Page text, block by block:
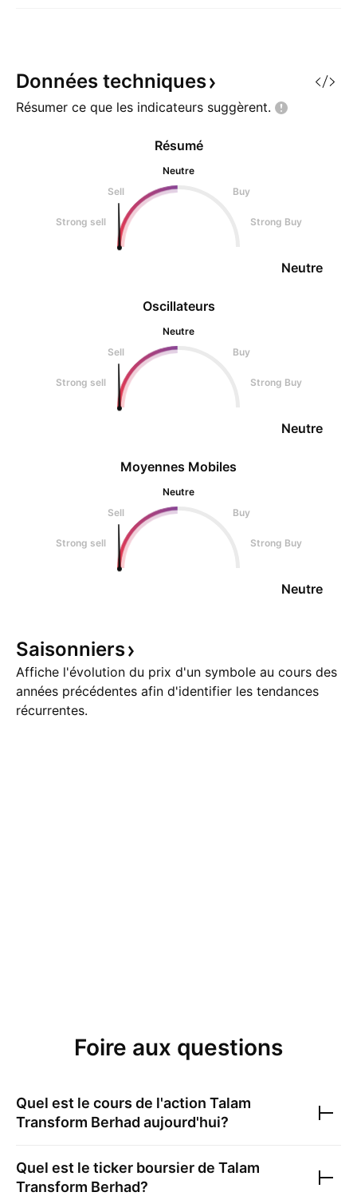
Données techniques
Résumer ce que les indicateurs suggèrent.
Oscillateurs
Neutre
Sell
Buy
Strong sell Strong Buy
Neutre
Résumé
Neutre
Sell
Buy
Strong sell Strong Buy
Neutre
Moyennes Mobiles
Neutre
Sell
Buy
Strong sell Strong Buy
Neutre
Saisonniers
Affiche l'évolution du prix d'un symbole au cours des
années précédentes afin d'identifier les tendances
récurrentes.
Foire aux questions
Quel est le cours de l'action Talam
Transform Berhad aujourd'hui?
Quel est le ticker boursier de Talam
Transform Berhad?